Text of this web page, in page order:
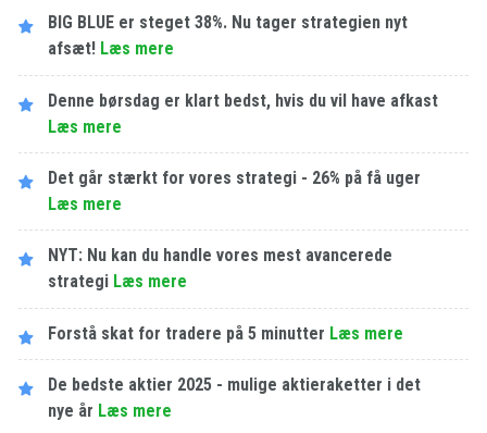
BIG BLUE er steget 38%. Nu tager strategien nyt
afsæt! Læs mere
Denne børsdag er klart bedst, hvis du vil have afkast
Læs mere
Det går stærkt for vores strategi - 26% på få uger
Læs mere
NYT: Nu kan du handle vores mest avancerede
strategi Læs mere
Forstå skat for tradere på 5 minutter Læs mere
De bedste aktier 2025 - mulige aktieraketter i det
nye år Læs mere